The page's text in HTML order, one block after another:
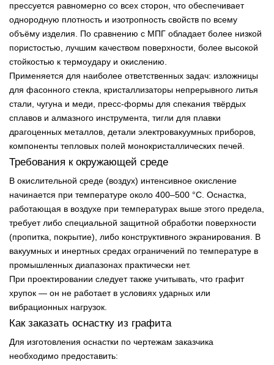
прессуется равномерно со всех сторон, что обеспечивает
однородную плотность и изотропность свойств по всему
объёму изделия. По сравнению с МПГ обладает более низкой
пористостью, лучшим качеством поверхности, более высокой
стойкостью к термоудару и окислению.
Применяется для наиболее ответственных задач: изложницы
для фасонного стекла, кристаллизаторы непрерывного литья
стали, чугуна и меди, пресс-формы для спекания твёрдых
сплавов и алмазного инструмента, тигли для плавки
драгоценных металлов, детали электровакуумных приборов,
компоненты тепловых полей монокристаллических печей.
Требования к окружающей среде
В окислительной среде (воздух) интенсивное окисление
начинается при температуре около 400–500 °С. Оснастка,
работающая в воздухе при температурах выше этого предела,
требует либо специальной защитной обработки поверхности
(пропитка, покрытие), либо конструктивного экранирования. В
вакуумных и инертных средах ограничений по температуре в
промышленных диапазонах практически нет.
При проектировании следует также учитывать, что графит
хрупок — он не работает в условиях ударных или
вибрационных нагрузок.
Как заказать оснастку из графита
Для изготовления оснастки по чертежам заказчика
необходимо предоставить: